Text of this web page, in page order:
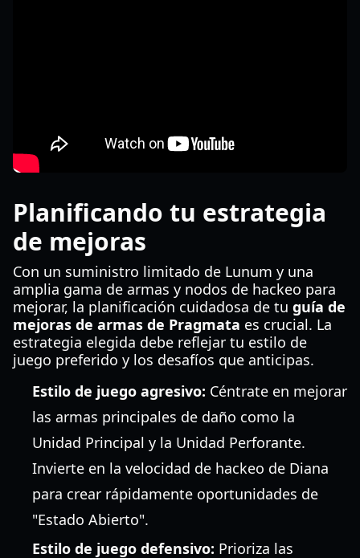
Planificando tu estrategia
de mejoras
Con un suministro limitado de Lunum y una
amplia gama de armas y nodos de hackeo para
mejorar, la planificación cuidadosa de tu guía de
mejoras de armas de Pragmata es crucial. La
estrategia elegida debe reflejar tu estilo de
juego preferido y los desafíos que anticipas.
Estilo de juego agresivo: Céntrate en mejorar
las armas principales de daño como la
Unidad Principal y la Unidad Perforante.
Invierte en la velocidad de hackeo de Diana
para crear rápidamente oportunidades de
"Estado Abierto".
Estilo de juego defensivo: Prioriza las